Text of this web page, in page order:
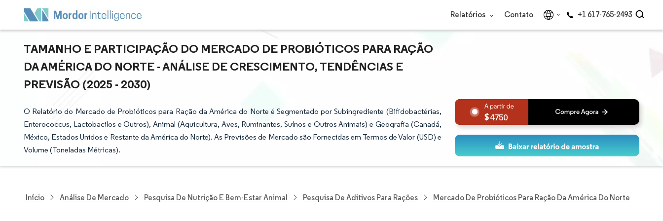
Relatórios Contato +1 617-765-2493
TAMANHO E PARTICIPAÇÃO DO MERCADO DE PROBIÓTICOS PARA RAÇÃO
DA AMÉRICA DO NORTE - ANÁLISE DE CRESCIMENTO, TENDÊNCIAS E
PREVISÃO (2025 - 2030)
O Relatório do Mercado de Probióticos para Ração da América do Norte é Segmentado por Subingrediente (Bifidobactérias,
Enterococcus, Lactobacilos e Outros), Animal (Aquicultura, Aves, Ruminantes, Suínos e Outros Animais) e Geografia (Canadá,
México, Estados Unidos e Restante da América do Norte). As Previsões de Mercado são Fornecidas em Termos de Valor (USD) e
Volume (Toneladas Métricas).
4750
Início Análise De Mercado Pesquisa De Nutrição E Bem-Estar Animal Pesquisa De Aditivos Para Rações Mercado De Probióticos Para Ração Da América Do Norte